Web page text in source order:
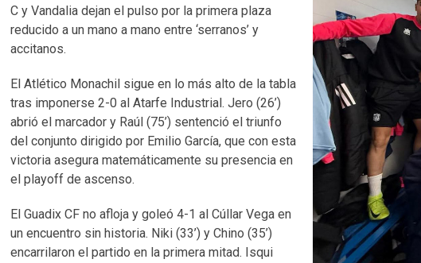
C y Vandalia dejan el pulso por la primera plaza
reducido a un mano a mano entre ‘serranos’ y
accitanos.
El Atlético Monachil sigue en lo más alto de la tabla
tras imponerse 2-0 al Atarfe Industrial. Jero (26’)
abrió el marcador y Raúl (75’) sentenció el triunfo
del conjunto dirigido por Emilio García, que con esta
victoria asegura matemáticamente su presencia en
el playoff de ascenso.
El Guadix CF no afloja y goleó 4-1 al Cúllar Vega en
un encuentro sin historia. Niki (33’) y Chino (35’)
encarrilaron el partido en la primera mitad. Isqui